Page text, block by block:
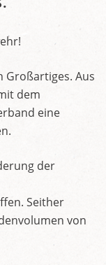
Großartiges. Aus
dem
eine
der
Seither
von